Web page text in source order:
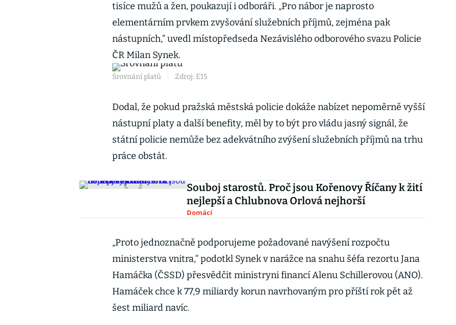
tisíce mužů a žen, poukazují i odboráři. „Pro nábor je naprosto
elementárním prvkem zvyšování služebních příjmů, zejména pak
nástupních,“ uvedl místopředseda Nezávislého odborového svazu Policie
ČR Milan Synek.
Srovnání platů Zdroj: E15
Dodal, že pokud pražská městská policie dokáže nabízet nepoměrně vyšší
nástupní platy a další benefity, měl by to být pro vládu jasný signál, že
státní policie nemůže bez adekvátního zvýšení služebních příjmů na trhu
práce obstát.
Souboj starostů. Proč jsou Kořenovy Říčany k žití
nejlepší a Chlubnova Orlová nejhorší
Domácí
„Proto jednoznačně podporujeme požadované navýšení rozpočtu
ministerstva vnitra,“ podotkl Synek v narážce na snahu šéfa rezortu Jana
Hamáčka (ČSSD) přesvědčit ministryni financí Alenu Schillerovou (ANO).
Hamáček chce k 77,9 miliardy korun navrhovaným pro příští rok pět až
šest miliard navíc.